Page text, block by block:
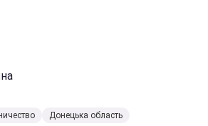
Донецька область